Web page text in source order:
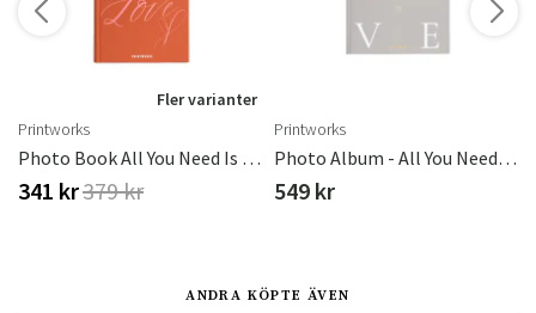
Fler varianter
Printworks
Photo Book All You Need Is Love, Orange
341 kr379 kr
Printworks
Photo Album - All You Need Is Love
549 kr
ANDRA KÖPTE ÄVEN